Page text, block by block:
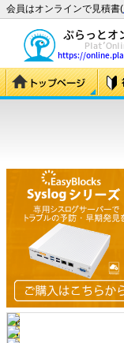
会員はオンラインで見積書(